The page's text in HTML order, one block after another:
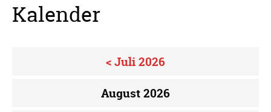
Kalender
< Juli 2026
August 2026